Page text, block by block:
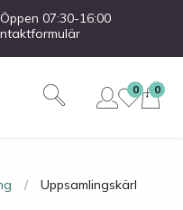
07:30-16:00
0
0
Uppsamlingskärl